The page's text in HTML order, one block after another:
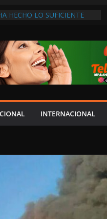
HECHO LO SUFICIENTE
A PESCADORES
SE REDUCEN
DETENIDO POR
EVIDENCIAS PARA
REPORTANINTERNACIONAL